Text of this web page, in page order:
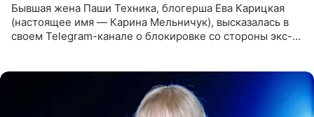
Бывшая жена Паши Техника, блогерша Ева Карицкая
(настоящее имя — Карина Мельничук), высказалась в
своем Telegram-канале о блокировке со стороны экс-